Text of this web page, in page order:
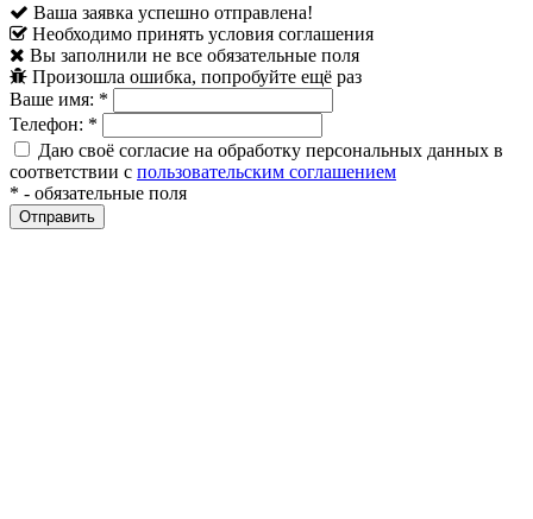
Ваша заявка успешно отправлена!
Необходимо принять условия соглашения
Вы заполнили не все обязательные поля
Произошла ошибка, попробуйте ещё раз
Ваше имя: *
Телефон: *
Даю своё согласие на обработку персональных данных в
соответствии с пользовательским соглашением
* - обязательные поля